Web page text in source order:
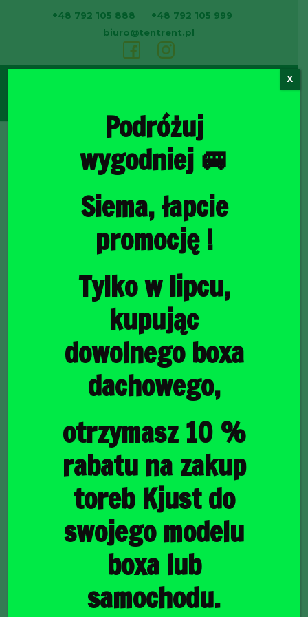
+48 792 105 888
+48 792 105 999
biuro@tentrent.pl
Torby do bagażnika
/ MAZDA 6 LIMOUSINE 2012+
TORBY DO BAGAŻNIKA 5 SZT
MAZDA 6 LIMOUSINE
2012+ TORBY DO
BAGAŻNIKA 5 SZT
1622,00zł
Podróżuj
wygodniej 🚐
Siema, łapcie
promocję !
Tylko w lipcu,
kupując
dowolnego boxa
dachowego,
otrzymasz 10 %
rabatu na zakup
toreb Kjust do
swojego modelu
boxa lub
samochodu.
X